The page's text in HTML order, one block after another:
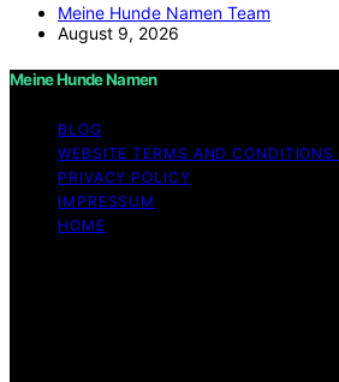
Meine Hunde Namen Team
August 9, 2026
Meine Hunde Namen
BLOG
WEBSITE TERMS AND CONDITIONS
PRIVACY POLICY
IMPRESSUM
HOME